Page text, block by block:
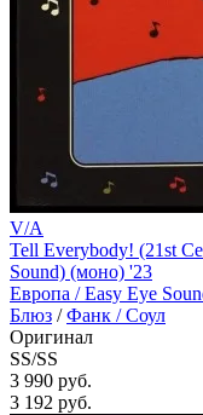
V/A
Tell Everybody! (21st
Sound) (моно) '23
Европа /Easy Eye
Блюз /Фанк / Соул
Оригинал
SS/SS
3 990 руб.
3 192 руб.